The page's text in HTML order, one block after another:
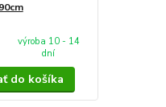
výroba 10 - 14
dní
do košíka